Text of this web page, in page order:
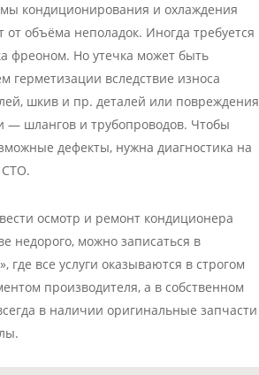
кондиционирования и охлаждения
от объёма неполадок. Иногда требуется
фреоном. Но утечка может быть
герметизации вследствие износа
шкив и пр. деталей или повреждения
— шлангов и трубопроводов. Чтобы
дефекты, нужна диагностика на
осмотр и ремонт кондиционера
недорого, можно записаться в
все услуги оказываются в строгом
производителя, а в собственном
в наличии оригинальные запчасти